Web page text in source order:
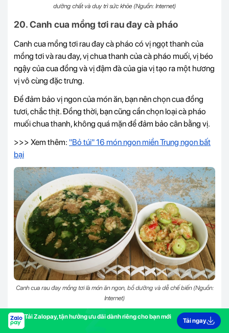
Tải Zalopay, tận hưởng ưu đãi dành riêng cho bạn mới
Tải ngay
dưỡng chất và duy trì sức khỏe (Nguồn: Internet)
20. Canh cua mồng tơi rau đay cà pháo
Canh cua mồng tơi rau đay cà pháo có vị ngọt thanh của
mồng tơi và rau đay, vị chua thanh của cà pháo muối, vị béo
ngậy của cua đồng và vị đậm đà của gia vị tạo ra một hương
vị vô cùng đặc trưng.
Để đảm bảo vị ngon của món ăn, bạn nên chọn cua đồng
tươi, chắc thịt. Đồng thời, bạn cũng cần chọn loại cà pháo
muối chua thanh, không quá mặn để đảm bảo cân bằng vị.
>>> Xem thêm: "Bỏ túi" 16 món ngon miền Trung ngon bất
bại
Canh cua rau đay mồng tơi là món ăn ngon, bổ dưỡng và dễ chế biến (Nguồn:
Internet)
21. Canh rau dền nấu tôm